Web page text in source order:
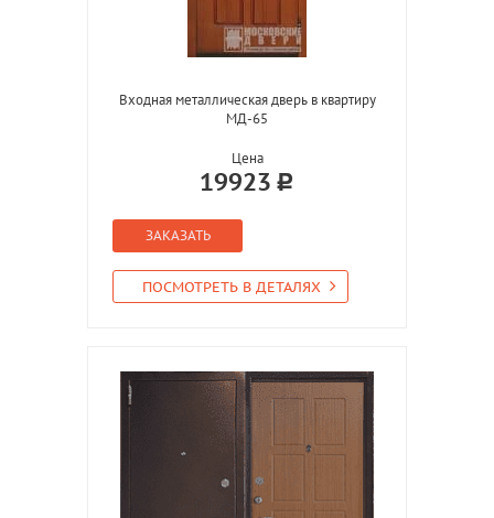
Входная металлическая дверь в квартиру
МД-65
Цена
19923
ЗАКАЗАТЬ
ПОСМОТРЕТЬ В ДЕТАЛЯХ